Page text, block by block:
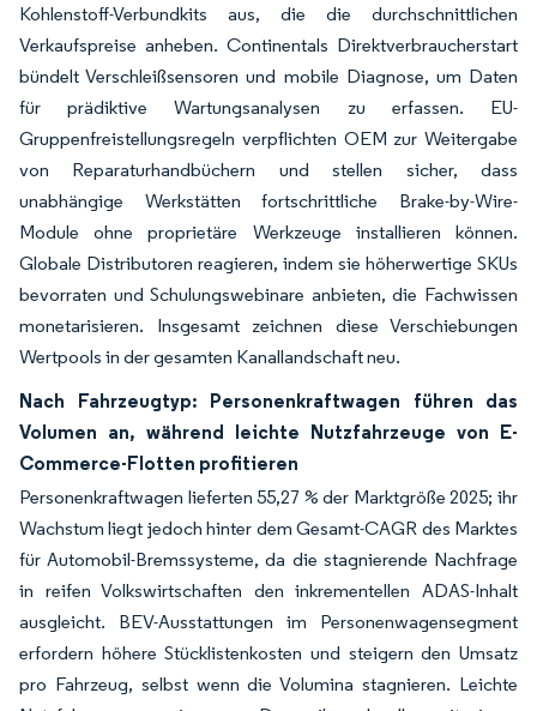
Kohlenstoff-Verbundkits aus, die die durchschnittlichen
Verkaufspreise anheben. Continentals Direktverbraucherstart
bündelt Verschleißsensoren und mobile Diagnose, um Daten
für prädiktive Wartungsanalysen zu erfassen. EU-
Gruppenfreistellungsregeln verpflichten OEM zur Weitergabe
von Reparaturhandbüchern und stellen sicher, dass
unabhängige Werkstätten fortschrittliche Brake-by-Wire-
Module ohne proprietäre Werkzeuge installieren können.
Globale Distributoren reagieren, indem sie höherwertige SKUs
bevorraten und Schulungswebinare anbieten, die Fachwissen
monetarisieren. Insgesamt zeichnen diese Verschiebungen
Wertpools in der gesamten Kanallandschaft neu.
Nach Fahrzeugtyp: Personenkraftwagen führen das
Volumen an, während leichte Nutzfahrzeuge von E-
Commerce-Flotten profitieren
Personenkraftwagen lieferten 55,27 % der Marktgröße 2025; ihr
Wachstum liegt jedoch hinter dem Gesamt-CAGR des Marktes
für Automobil-Bremssysteme, da die stagnierende Nachfrage
in reifen Volkswirtschaften den inkrementellen ADAS-Inhalt
ausgleicht. BEV-Ausstattungen im Personenwagensegment
erfordern höhere Stücklistenkosten und steigern den Umsatz
pro Fahrzeug, selbst wenn die Volumina stagnieren. Leichte